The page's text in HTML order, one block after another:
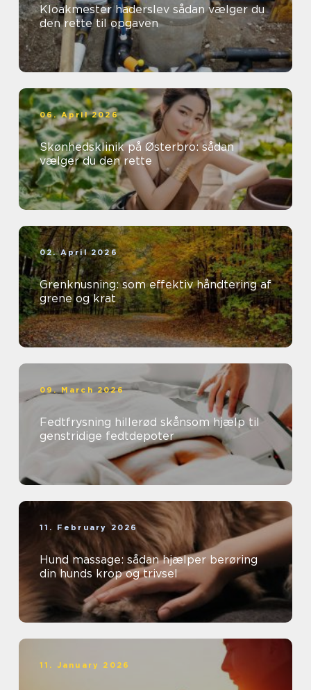
Kloakmester haderslev sådan vælger du
den rette til opgaven
06. April 2026
Skønhedsklinik på Østerbro: sådan
vælger du den rette
02. April 2026
Grenknusning: som effektiv håndtering af
grene og krat
09. March 2026
Fedtfrysning hillerød skånsom hjælp til
genstridige fedtdepoter
11. February 2026
Hund massage: sådan hjælper berøring
din hunds krop og trivsel
11. January 2026